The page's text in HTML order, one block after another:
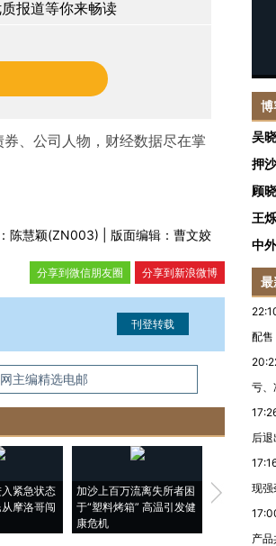
报道等你来畅读
、公司人物，财经数据尽在掌
陈慧颖(ZN003) | 版面编辑：曹文姣
分享到新浪微博
分享到微信朋友圈
主编精选电邮
紧急状态
摩洛哥闯
加沙上百万流离失所者困
于“塑料烤箱” 高温引发健
康危机
视线｜
术：是什
博
吴
押
顾
王烁
中
最
配售
亏、
后
现强
产品